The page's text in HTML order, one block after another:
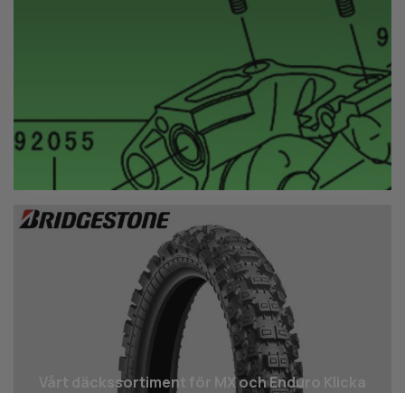
Vårt däcks­sortiment för MX och Enduro Klicka